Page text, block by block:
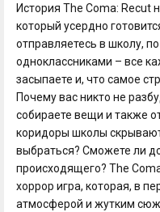
История The Coma: Recut
который усердно
отправляетесь в школу,
одноклассниками – все
засыпаете и, что самое
Почему вас никто не
собираете вещи и также
коридоры школы
выбраться? Сможете ли
происходящего? The
хоррор игра, которая, в
атмосферой и жутким